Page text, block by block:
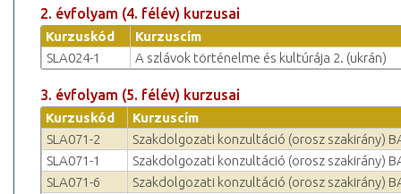
2. évfolyam (4. félév) kurzusai
Kurzuskód
Kurzuscím
SLA024-1
A szlávok történelme és kultúrája 2. (ukrán)
3. évfolyam (5. félév) kurzusai
Kurzuskód
Kurzuscím
SLA071-2
Szakdolgozati konzultáció (orosz szakirány)
SLA071-1
Szakdolgozati konzultáció (orosz szakirány)
SLA071-6
Szakdolgozati konzultáció (orosz szakirány)